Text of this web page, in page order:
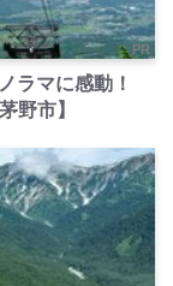
PR
ラマに感動！
野市】